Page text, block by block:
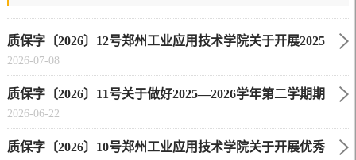
质保字〔2026〕12号郑州工业应用技术学院关于开展2025
—2026学年第二学期课程目标达成情况评价工作的通知
2026-07-08
质保字〔2026〕11号关于做好2025—2026学年第二学期期
末考试全过程质量监控工作的通知
2026-06-22
质保字〔2026〕10号郑州工业应用技术学院关于开展优秀